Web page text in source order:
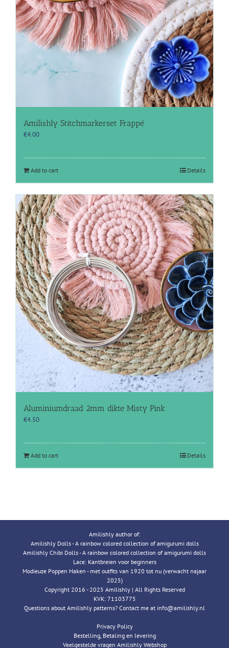
Amilishly Stitchmarkerset Frappé
€4.00
Add to cart Details
Aluminiumdraad 2mm dikte Misty Pink
€4.50
Add to cart Details
Amilishly author of:
Amilishly Dolls - A rainbow colored collection of amigurumi dolls
Amilishly Chibi Dolls - A rainbow colored collection of amigurumi dolls
Lace: Kantbreien voor beginners
Modieuze Poppen Haken - met outfits van 1920 tot nu (verwacht najaar
2025)
Copyright 2016 - 2025 Amilishly | All Rights Reserved
KVK: 71103775
Questions about Amilishly patterns? Contact me at info@amilishly.nl
Privacy Policy
Bestelling, Betaling en levering
Veelgestelde vragen Amilishly Webshop